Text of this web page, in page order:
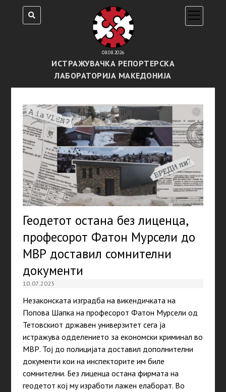
08.08.2026
ИСТРАЖУВАЧКА РЕПОРТЕРСКА
ЛАБОРАТОРИЈА МАКЕДОНИЈА
open
menu
Геодетот остана без лиценца,
професорот Фатон Мурсели до
МВР доставил сомнителни
документи
10.07.2025
Незаконската изградба на викендичката на
Попова Шапка на професорот Фатон Мурсели од
Тетовскиот државен универзитет сега ја
истражува одделението за економски криминал во
МВР. Тој до полицијата доставил дополнителни
документи кои на инспекторите им биле
сомнителни. Без лиценца остана фирмата на
геодетот кој му изработи лажен елаборат. Во